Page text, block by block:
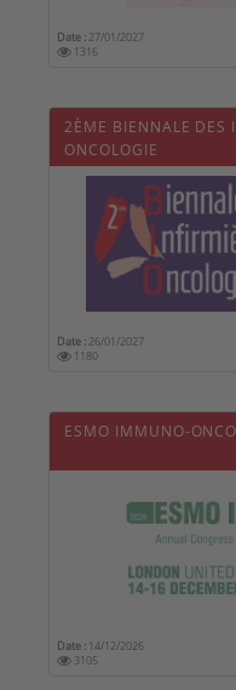
Date : 27/01/2027
1316
2ÈME BIENNALE DES
ONCOLOGIE
Date : 26/01/2027
1180
ESMO IMMUNO-
Date : 14/12/2026
3105